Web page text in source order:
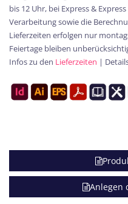
bis 12 Uhr, bei Express &
Verarbeitung sowie die
Lieferzeiten erfolgen nur
Feiertage bleiben
Infos zu den Lieferzeiten |
Anlegen